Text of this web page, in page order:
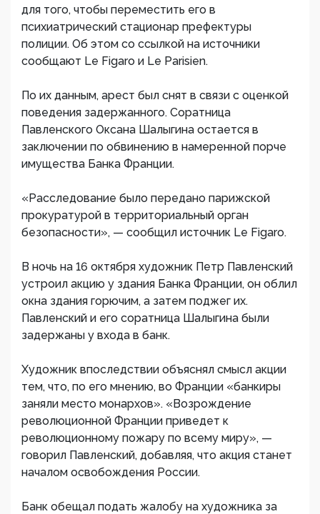
для того, чтобы переместить его в
психиатрический стационар префектуры
полиции. Об этом со ссылкой на источники
сообщают Le Figaro и Le Parisien.
По их данным, арест был снят в связи с оценкой
поведения задержанного. Соратница
Павленского Оксана Шалыгина остается в
заключении по обвинению в намеренной порче
имущества Банка Франции.
«Расследование было передано парижской
прокуратурой в территориальный орган
безопасности», — сообщил источник Le Figaro.
В ночь на 16 октября художник Петр Павленский
устроил акцию у здания Банка Франции, он облил
окна здания горючим, а затем поджег их.
Павленский и его соратница Шалыгина были
задержаны у входа в банк.
Художник впоследствии объяснял смысл акции
тем, что, по его мнению, во Франции «банкиры
заняли место монархов». «Возрождение
революционной Франции приведет к
революционному пожару по всему миру», —
говорил Павленский, добавляя, что акция станет
началом освобождения России.
Банк обещал подать жалобу на художника за